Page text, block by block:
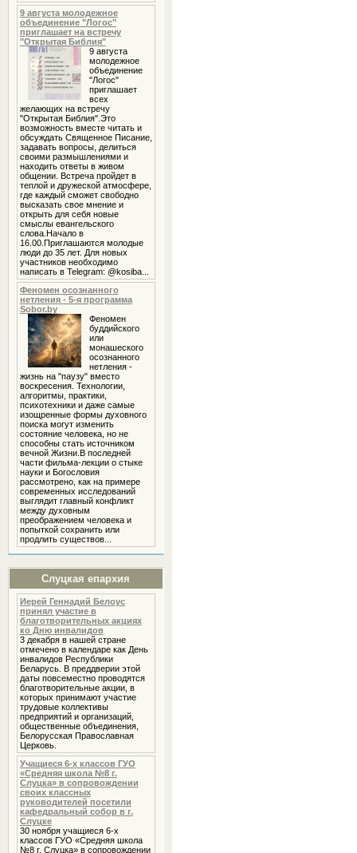
9 августа молодежное
объединение "Логос"
приглашает на встречу
"Открытая Библия"
9 августа
молодежное
объединение
"Логос"
приглашает
всех
желающих на встречу
"Открытая Библия".Это
возможность вместе читать и
обсуждать Священное Писание,
задавать вопросы, делиться
своими размышлениями и
находить ответы в живом
общении. Встреча пройдет в
теплой и дружеской атмосфере,
где каждый сможет свободно
высказать свое мнение и
открыть для себя новые
смыслы евангельского
слова.Начало в
16.00.Приглашаются молодые
люди до 35 лет. Для новых
участников необходимо
написать в Telegram: @kosiba...
Феномен осознанного
нетления - 5-я программа
Sobor.by
Феномен
буддийского
или
монашеского
осознанного
нетления -
жизнь на "паузу" вместо
воскресения. Технологии,
алгоритмы, практики,
психотехники и даже самые
изощренные формы духовного
поиска могут изменить
состояние человека, но не
способны стать источником
вечной Жизни.В последней
части фильма-лекции о стыке
науки и Богословия
рассмотрено, как на примере
современных исследований
выглядит главный конфликт
между духовным
преображением человека и
попыткой сохранить или
продлить существов...
Слуцкая епархия
Иерей Геннадий Белоус
принял участие в
благотворительных акциях
ко Дню инвалидов
3 декабря в нашей стране
отмечено в календаре как День
инвалидов Республики
Беларусь. В преддверии этой
даты повсеместно проводятся
благотворительные акции, в
которых принимают участие
трудовые коллективы
предприятий и организаций,
общественные объединения,
Белорусская Православная
Церковь.
Учащиеся 6-х классов ГУО
«Средняя школа №8 г.
Слуцка» в сопровождении
своих классных
руководителей посетили
кафедральный собор в г.
Слуцке
30 ноября учащиеся 6-х
классов ГУО «Средняя школа
№8 г. Слуцка» в сопровождении